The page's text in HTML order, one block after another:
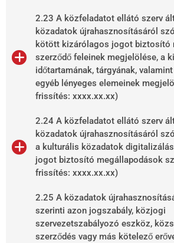
2.23 A közfeladatot ellátó szerv
közadatok újrahasznosításáról
kötött kizárólagos jogot biztosító
szerződő feleinek megjelölése, a
időtartamának, tárgyának,
egyéb lényeges elemeinek
frissítés: xxxx.xx.xx)
2.24 A közfeladatot ellátó szerv
közadatok újrahasznosításáról
a kulturális közadatok
jogot biztosító megállapodások
frissítés: xxxx.xx.xx)
2.25 A közadatok
szerinti azon jogszabály, közjogi
szervezetszabályozó eszköz,
szerződés vagy más kötelező